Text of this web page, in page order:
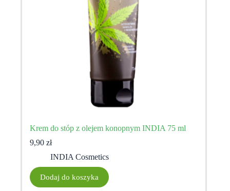
Krem do stóp z olejem konopnym INDIA 75 ml
9,90 zł
INDIA Cosmetics
Dodaj do koszyka